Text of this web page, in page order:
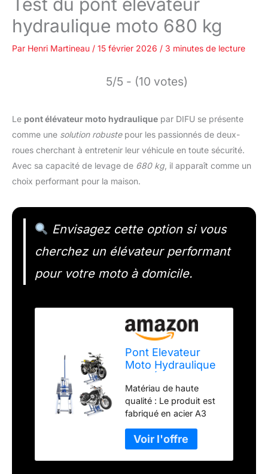
Test du pont élévateur
hydraulique moto 680 kg
Par Henri Martineau / 15 février 2026 / 3 minutes de lecture
5/5 - (10 votes)
Le pont élévateur moto hydraulique par DIFU se présente
comme une solution robustepour les passionnés de deux-
roues cherchant à entretenir leur véhicule en toute sécurité.
Avec sa capacité de levage de 680 kg, il apparaît comme un
choix performant pour la maison.
Envisagez cette option si vous
cherchez un élévateur performant
pour votre moto à domicile.
Pont Elevateur
Moto Hydraulique
Table Elevatrice
680 kg
Matériau de haute
qualité : Le produit est
fabriqué en acier A3
pulvérisation, ce qui le
rend robuste, résistant
à la corrosion et à